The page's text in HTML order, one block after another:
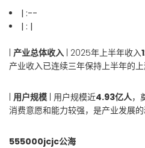
| :--
| : |
产业总体收入 | 2025年上半年收入
产业收入已连续三年保持上半年的上
用户规模 | 用户规模近4.93亿人，
消费意愿和能力较强，是产业发展的
555000jcjc公海